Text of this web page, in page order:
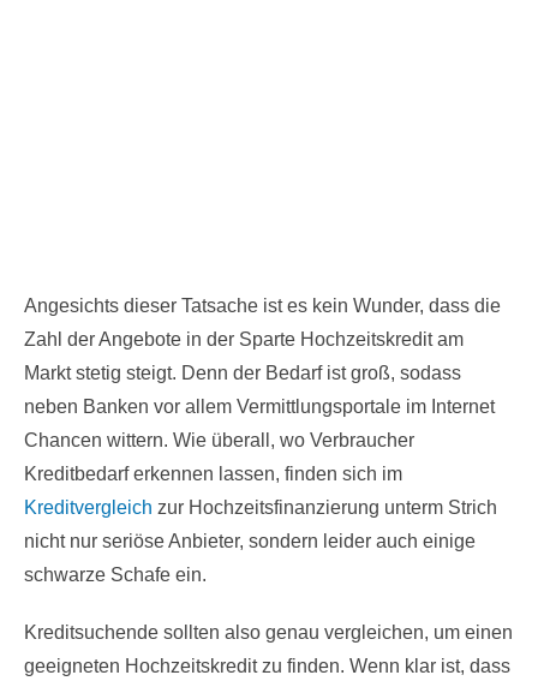
Angesichts dieser Tatsache ist es kein Wunder, dass die
Zahl der Angebote in der Sparte Hochzeitskredit am
Markt stetig steigt. Denn der Bedarf ist groß, sodass
neben Banken vor allem Vermittlungsportale im Internet
Chancen wittern. Wie überall, wo Verbraucher
Kreditbedarf erkennen lassen, finden sich im
Kreditvergleich zur Hochzeitsfinanzierung unterm Strich
nicht nur seriöse Anbieter, sondern leider auch einige
schwarze Schafe ein.
Kreditsuchende sollten also genau vergleichen, um einen
geeigneten Hochzeitskredit zu finden. Wenn klar ist, dass